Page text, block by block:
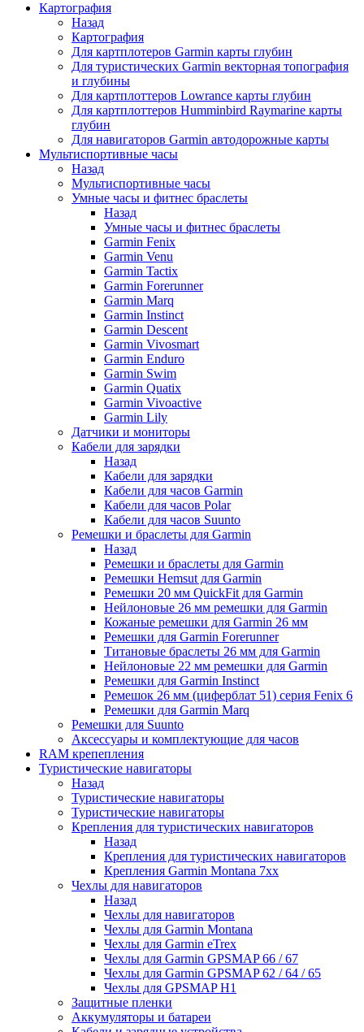
Картография
Назад
Картография
Для картплотеров Garmin карты глубин
Для туристических Garmin векторная топография
и глубины
Для картплоттеров Lowrance карты глубин
Для картплоттеров Humminbird Raymarine карты
глубин
Для навигаторов Garmin автодорожные карты
Мультиспортивные часы
Назад
Мультиспортивные часы
Умные часы и фитнес браслеты
Назад
Умные часы и фитнес браслеты
Garmin Fenix
Garmin Venu
Garmin Tactix
Garmin Forerunner
Garmin Marq
Garmin Instinct
Garmin Descent
Garmin Vivosmart
Garmin Enduro
Garmin Swim
Garmin Quatix
Garmin Vivoactive
Garmin Lily
Датчики и мониторы
Кабели для зарядки
Назад
Кабели для зарядки
Кабели для часов Garmin
Кабели для часов Polar
Кабели для часов Suunto
Ремешки и браслеты для Garmin
Назад
Ремешки и браслеты для Garmin
Ремешки Hemsut для Garmin
Ремешки 20 мм QuickFit для Garmin
Нейлоновые 26 мм ремешки для Garmin
Кожаные ремешки для Garmin 26 мм
Ремешки для Garmin Forerunner
Титановые браслеты 26 мм для Garmin
Нейлоновые 22 мм ремешки для Garmin
Ремешки для Garmin Instinct
Ремешок 26 мм (циферблат 51) серия Fenix 6
Ремешки для Garmin Marq
Ремешки для Suunto
Аксессуары и комплектующие для часов
RAM крепепления
Туристические навигаторы
Назад
Туристические навигаторы
Туристические навигаторы
Крепления для туристических навигаторов
Назад
Крепления для туристических навигаторов
Крепления Garmin Montana 7xx
Чехлы для навигаторов
Назад
Чехлы для навигаторов
Чехлы для Garmin Montana
Чехлы для Garmin eTrex
Чехлы для Garmin GPSMAP 66 / 67
Чехлы для Garmin GPSMAP 62 / 64 / 65
Чехлы для GPSMAP H1
Защитные пленки
Аккумуляторы и батареи